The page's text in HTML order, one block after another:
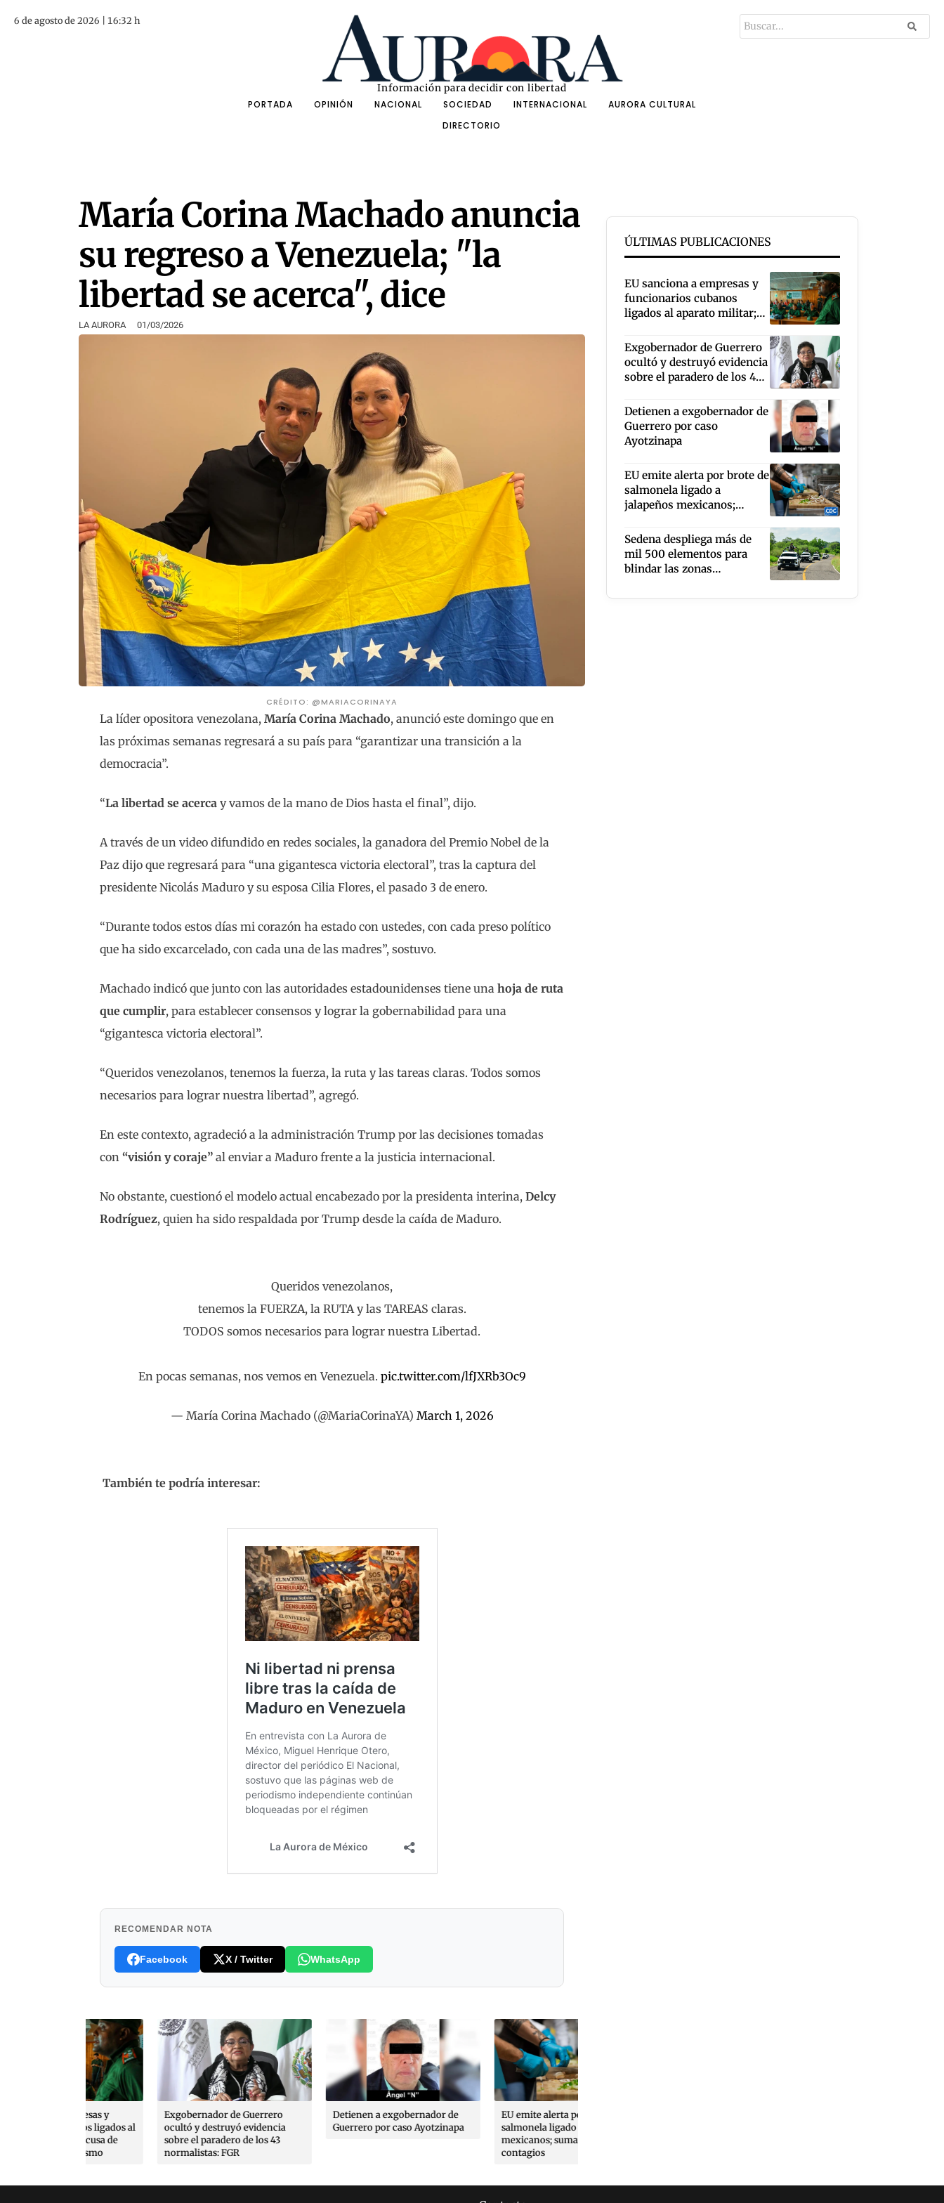
6 de agosto de 2026 | 16:32 h
Información para decidir con libertad
PORTADA
OPINIÓN NACIONAL SOCIEDAD INTERNACIONAL
AURORA CULTURAL
DIRECTORIO
María Corina Machado anuncia
su regreso a Venezuela; "la
libertad se acerca", dice
LA AURORA 01/03/2026
CRÉDITO: @MARIACORINAYA
La líder opositora venezolana, María Corina Machado, anunció este domingo que en
las próximas semanas regresará a su país para “garantizar una transición a la
democracia”.
“La libertad se acerca y vamos de la mano de Dios hasta el final”, dijo.
A través de un video difundido en redes sociales, la ganadora del Premio Nobel de la
Paz dijo que regresará para “una gigantesca victoria electoral”, tras la captura del
presidente Nicolás Maduro y su esposa Cilia Flores, el pasado 3 de enero.
“Durante todos estos días mi corazón ha estado con ustedes, con cada preso político
que ha sido excarcelado, con cada una de las madres”, sostuvo.
Machado indicó que junto con las autoridades estadounidenses tiene una hoja de ruta
que cumplir, para establecer consensos y lograr la gobernabilidad para una
“gigantesca victoria electoral”.
“Queridos venezolanos, tenemos la fuerza, la ruta y las tareas claras. Todos somos
necesarios para lograr nuestra libertad”, agregó.
En este contexto, agradeció a la administración Trump por las decisiones tomadas
con “visión y coraje” al enviar a Maduro frente a la justicia internacional.
No obstante, cuestionó el modelo actual encabezado por la presidenta interina, Delcy
Rodríguez, quien ha sido respaldada por Trump desde la caída de Maduro.
Queridos venezolanos,
tenemos la FUERZA, la RUTA y las TAREAS claras.
TODOS somos necesarios para lograr nuestra Libertad.
En pocas semanas, nos vemos en Venezuela. pic.twitter.com/lfJXRb3Oc9
— María Corina Machado (@MariaCorinaYA) March 1, 2026
También te podría interesar:
RECOMENDAR NOTA
Facebook X / Twitter WhatsApp
Exgobernador de Guerrero
ocultó y destruyó evidencia
sobre el paradero de los 43
normalistas: FGR
Detienen a exgobernador de
Guerrero por caso Ayotzinapa
EU emite alerta por brote de
salmonela ligado a jalapeños
mexicanos; suman 345
ÚLTIMAS PUBLICACIONES
EU sanciona a empresas y
funcionarios cubanos
ligados al aparato militar;
terrorismo
Exgobernador de Guerrero
ocultó y destruyó evidencia
sobre el paradero de los 43
Detienen a exgobernador de
Guerrero por caso
Ayotzinapa
EU emite alerta por brote de
salmonela ligado a
jalapeños mexicanos;
Sedena despliega más de
mil 500 elementos para
blindar las zonas